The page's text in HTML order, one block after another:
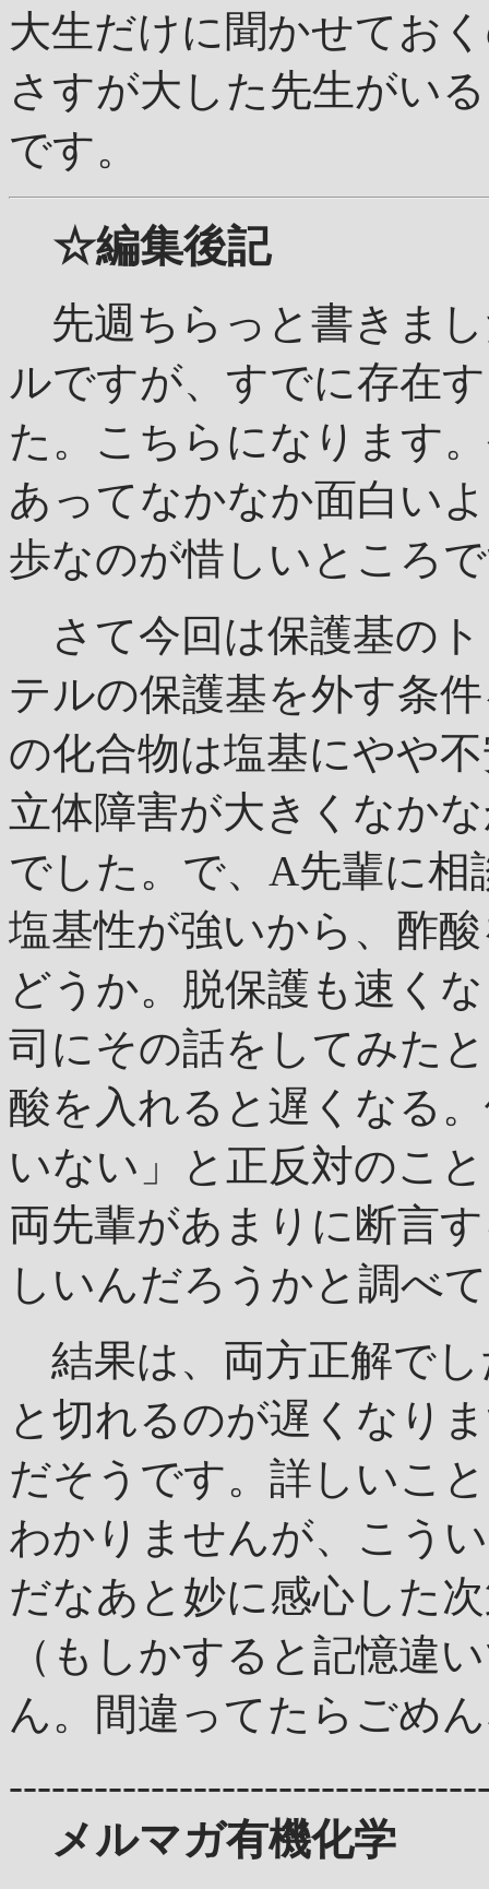
大生だけに聞かせてお
さすが大した先生がい
です。
☆編集後記
先週ちらっと書きま
ルですが、すでに存在
た。こちらになります
あってなかなか面白い
歩なのが惜しいところ
さて今回は保護基の
テルの保護基を外す条
の化合物は塩基にやや
立体障害が大きくなか
でした。で、A先輩に
塩基性が強いから、酢
どうか。脱保護も速く
司にその話をしてみた
酸を入れると遅くなる
いない」と正反対のこ
両先輩があまりに断言
しいんだろうかと調べ
結果は、両方正解でし
と切れるのが遅くなり
だそうです。詳しいこ
わかりませんが、こう
だなあと妙に感心した
（もしかすると記憶違
ん。間違ってたらごめ
メルマガ有機化学